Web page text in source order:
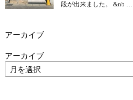
段が出来ました。 &nb …
アーカイブ
アーカイブ